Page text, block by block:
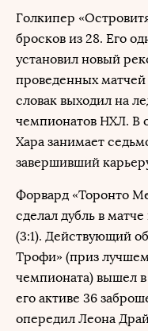
Голкипер
бросков из 28. Его
установил новый
проведенных
словак выходил на
чемпионатов НХЛ. В
Хара занимает
завершивший
Форвард «Торонто
сделал дубль в
(3:1). Действующий
Трофи» (приз
чемпионата) вышел
его активе 36
опередил Леона